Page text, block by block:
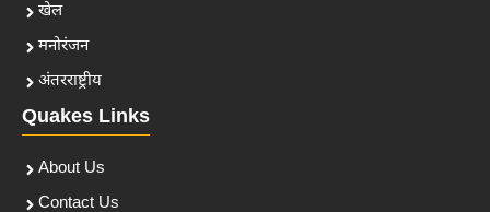
खेल
मनोरंजन
अंतरराष्ट्रीय
Quakes Links
About Us
Contact Us